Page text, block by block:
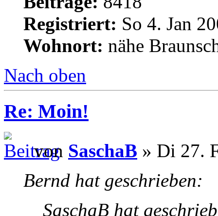
Registriert: So 4. Jan
Wohnort: nähe
Nach oben
Re: Moin!
von SaschaB » Di 27.
Bernd hat geschrieben:
SaschaB hat